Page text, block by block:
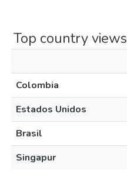
Top country views
Colombia
Estados Unidos
Brasil
Singapur